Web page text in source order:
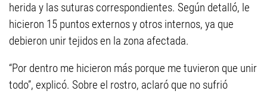
herida y las suturas correspondientes. Según detalló, le
hicieron 15 puntos externos y otros internos, ya que
debieron unir tejidos en la zona afectada.
“Por dentro me hicieron más porque me tuvieron que unir
todo”, explicó. Sobre el rostro, aclaró que no sufrió